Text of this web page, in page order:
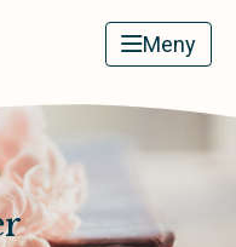
Meny